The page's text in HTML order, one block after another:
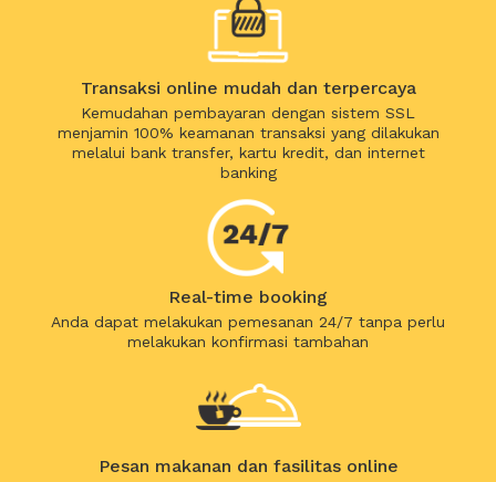
Transaksi online mudah dan terpercaya
Kemudahan pembayaran dengan sistem SSL
menjamin 100% keamanan transaksi yang dilakukan
melalui bank transfer, kartu kredit, dan internet
banking
Real-time booking
Anda dapat melakukan pemesanan 24/7 tanpa perlu
melakukan konfirmasi tambahan
Pesan makanan dan fasilitas online